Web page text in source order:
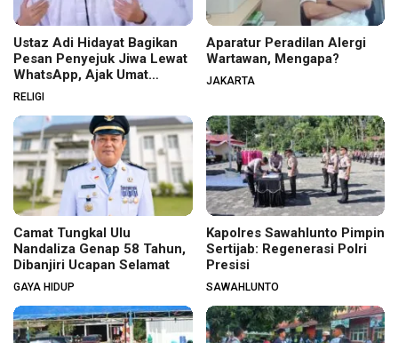
Ustaz Adi Hidayat Bagikan
Pesan Penyejuk Jiwa Lewat
WhatsApp, Ajak Umat
Menata Hati dan Iman
RELIGI
Aparatur Peradilan Alergi
Wartawan, Mengapa?
JAKARTA
Camat Tungkal Ulu
Nandaliza Genap 58 Tahun,
Dibanjiri Ucapan Selamat
GAYA HIDUP
Kapolres Sawahlunto Pimpin
Sertijab: Regenerasi Polri
Presisi
SAWAHLUNTO